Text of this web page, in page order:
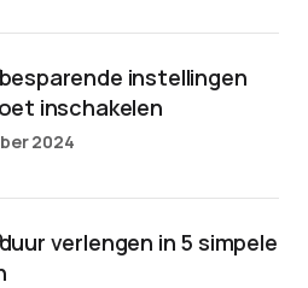
instellingen
inschakelen
2024
verlengen in 5 simpele